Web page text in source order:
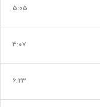
5:05
4:07
6:23